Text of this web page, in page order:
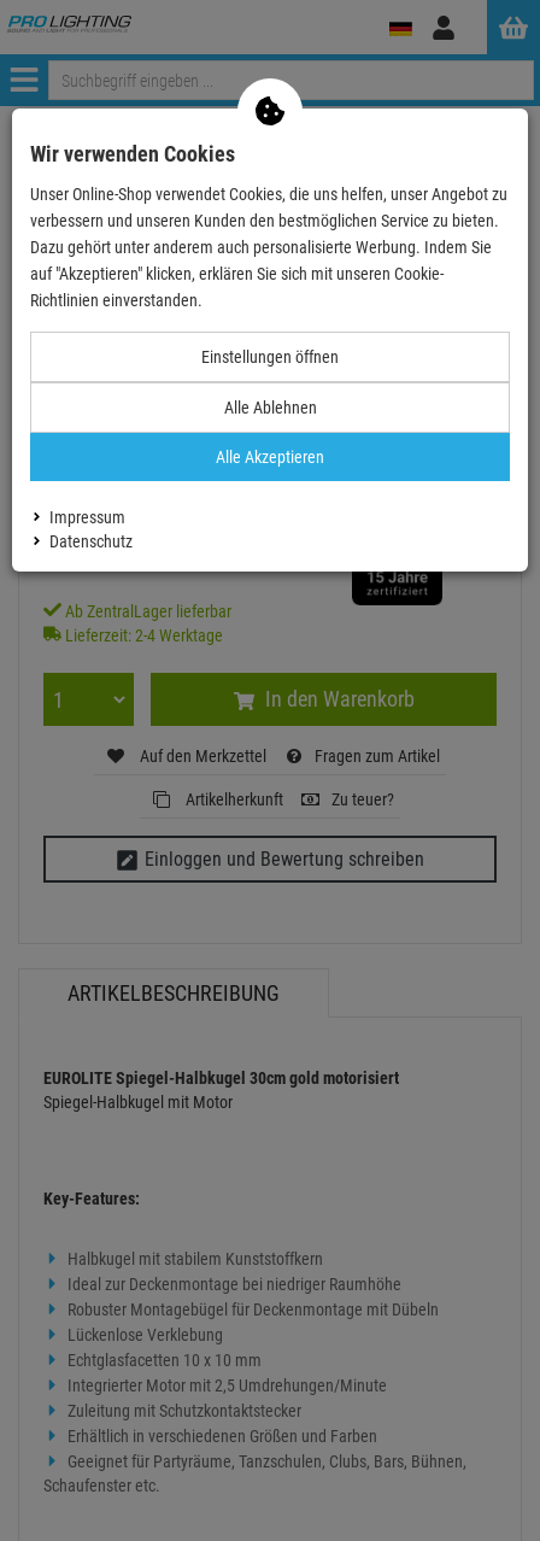
Anmelden
Menü
Weiter einkaufen ProLighting
EUROLITE Spiegel-Halbkugel 30cm gold motorisiert
EUROLITE Spiegel-Halbkugel 30cm gold
motorisiert
Finanzierung ab3,21 EUR/ Monat
UVP:71,28€2
57,90
inkl. MwSt. zzgl Versand - frei ab 90,-€ in DE
Ab ZentralLager lieferbar
Lieferzeit: 2-4 Werktage
In den Warenkorb
Auf den Merkzettel Fragen zum Artikel
Artikelherkunft Zu teuer?
Einloggen und Bewertung schreiben
ARTIKELBESCHREIBUNG
EUROLITE Spiegel-Halbkugel 30cm gold motorisiert
Spiegel-Halbkugel mit Motor
Key-Features:
Halbkugel mit stabilem Kunststoffkern
Ideal zur Deckenmontage bei niedriger Raumhöhe
Robuster Montagebügel für Deckenmontage mit Dübeln
Lückenlose Verklebung
Echtglasfacetten 10 x 10 mm
Integrierter Motor mit 2,5 Umdrehungen/Minute
Zuleitung mit Schutzkontaktstecker
Erhältlich in verschiedenen Größen und Farben
Geeignet für Partyräume, Tanzschulen, Clubs, Bars, Bühnen,
Schaufenster etc.
Wir verwenden Cookies
Unser Online-Shop verwendet Cookies, die uns helfen, unser Angebot zu
verbessern und unseren Kunden den bestmöglichen Service zu bieten.
Dazu gehört unter anderem auch personalisierte Werbung. Indem Sie
auf "Akzeptieren" klicken, erklären Sie sich mit unseren Cookie-
Richtlinien einverstanden.
Einstellungen öffnen
Alle Ablehnen
Alle Akzeptieren
Impressum
Datenschutz